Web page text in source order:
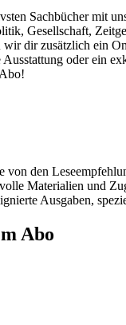
Sachbücher mit
Gesellschaft,
dir zusätzlich ein
oder ein
den
Materialien und
Ausgaben,
Abo